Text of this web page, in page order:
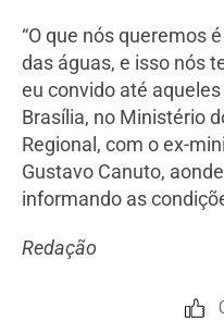
“O que nós queremos
das águas, e isso nós
eu convido até
Brasília, no Ministério
Regional, com o ex-
Gustavo Canuto,
informando as
Redação